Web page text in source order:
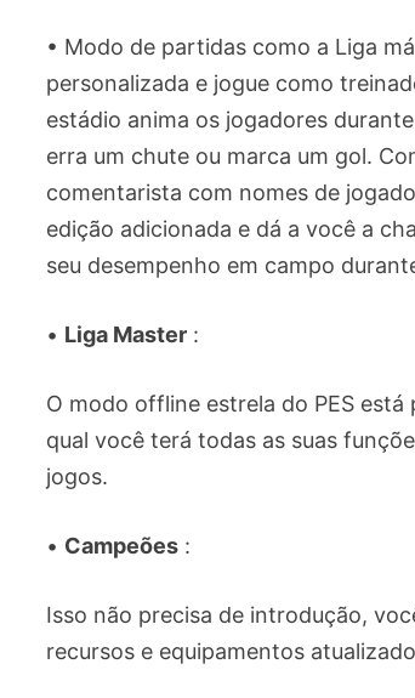
• Modo de partidas como a Liga
personalizada e jogue como
estádio anima os jogadores
erra um chute ou marca um gol.
comentarista com nomes de
edição adicionada e dá a você a
seu desempenho em campo
• Liga Master :
O modo offline estrela do PES
qual você terá todas as suas
jogos.
• Campeões :
Isso não precisa de introdução,
recursos e equipamentos